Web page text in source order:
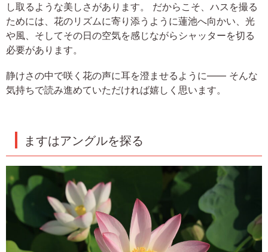
し取るような美しさがあります。 だからこそ、ハスを撮る
ためには、花のリズムに寄り添うように蓮池へ向かい、光
や風、そしてその日の空気を感じながらシャッターを切る
必要があります。
静けさの中で咲く花の声に耳を澄ませるように―― そんな
気持ちで読み進めていただければ嬉しく思います。
ますはアングルを探る